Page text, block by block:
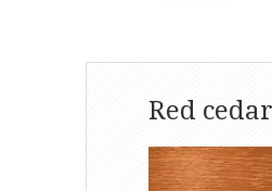
Red cedar